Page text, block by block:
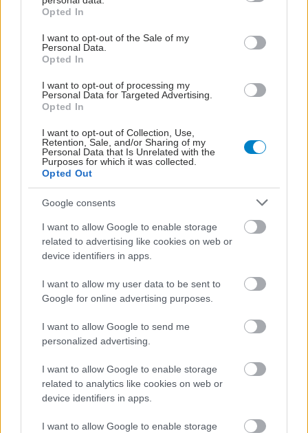
grant or deny consent to Google and its third-party tags to
use your data for below specified purposes in below Google
consent section.
Opted In
I want to opt-out of the Sale of my
Personal Data.
Opted In
I want to opt-out of processing my
Personal Data for Targeted Advertising.
Opted In
I want to opt-out of Collection, Use,
Retention, Sale, and/or Sharing of my
Personal Data that Is Unrelated with the
Purposes for which it was collected.
Opted Out
Google consents
I want to allow Google to enable storage
related to advertising like cookies on web or
device identifiers in apps.
I want to allow my user data to be sent to
Google for online advertising purposes.
I want to allow Google to send me
personalized advertising.
I want to allow Google to enable storage
related to analytics like cookies on web or
device identifiers in apps.
I want to allow Google to enable storage
Τα οφέλη της γιόγκα στη σωματική και ψυχική
Ένα λεπτό στρώμα γυμναστικής και άνετα ρούχα αρκούν για
να ξεκινήσει κάποιος να κάνει γιόγκα.